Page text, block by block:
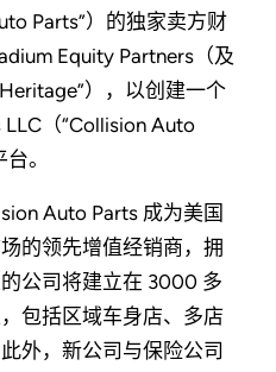
Parts”）的独家卖方财
Equity Partners（及
），以创建一个
（“Collision Auto
。
Auto Parts 成为美国
的领先增值经销商，拥
公司将建立在 3000 多
包括区域车身店、多店
外，新公司与保险公司